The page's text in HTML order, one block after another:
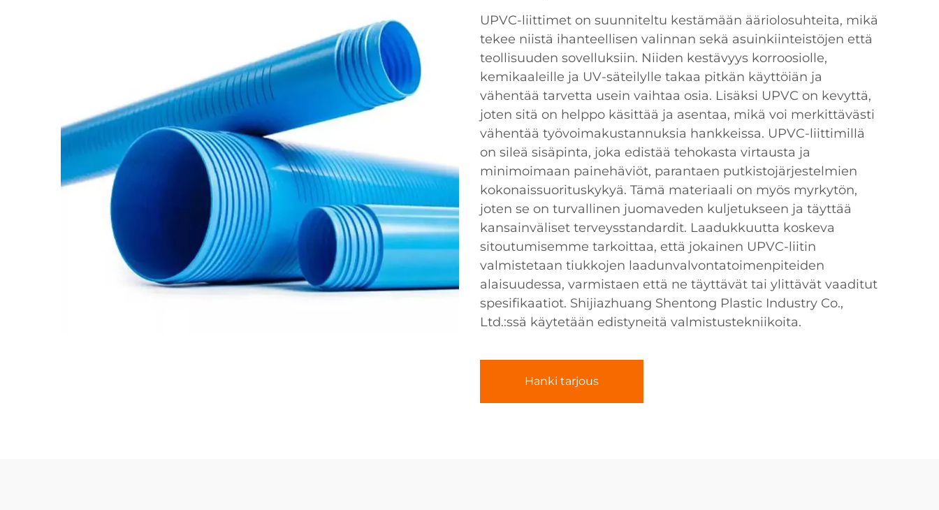
UPVC-liittimet on suunniteltu kestämään ääriolosuhteita, mikä
tekee niistä ihanteellisen valinnan sekä asuinkiinteistöjen että
teollisuuden sovelluksiin. Niiden kestävyys korroosiolle,
kemikaaleille ja UV-säteilylle takaa pitkän käyttöiän ja
vähentää tarvetta usein vaihtaa osia. Lisäksi UPVC on kevyttä,
joten sitä on helppo käsittää ja asentaa, mikä voi merkittävästi
vähentää työvoimakustannuksia hankkeissa. UPVC-liittimillä
on sileä sisäpinta, joka edistää tehokasta virtausta ja
minimoimaan painehäviöt, parantaen putkistojärjestelmien
kokonaissuorituskykyä. Tämä materiaali on myös myrkytön,
joten se on turvallinen juomaveden kuljetukseen ja täyttää
kansainväliset terveysstandardit. Laadukkuutta koskeva
sitoutumisemme tarkoittaa, että jokainen UPVC-liitin
valmistetaan tiukkojen laadunvalvontatoimenpiteiden
alaisuudessa, varmistaen että ne täyttävät tai ylittävät vaaditut
spesifikaatiot. Shijiazhuang Shentong Plastic Industry Co.,
Ltd.:ssä käytetään edistyneitä valmistustekniikoita.
Hanki tarjous